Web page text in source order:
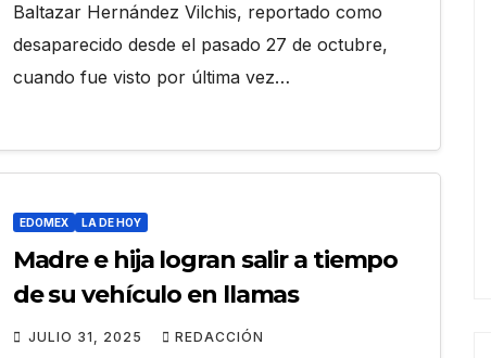
Baltazar Hernández Vilchis, reportado como
desaparecido desde el pasado 27 de octubre,
cuando fue visto por última vez…
EDOMEX LA DE HOY
Madre e hija logran salir a tiempo
de su vehículo en llamas
JULIO 31, 2025 REDACCIÓN